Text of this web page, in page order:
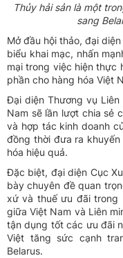
Thủy hải sản là một
sang
Mở đầu hội thảo, đại
biểu khai mạc, nhấn
mại trong việc hiện thực
phần cho hàng hóa Việt
Đại diện Thương vụ
Nam sẽ lần lượt chia sẻ
và hợp tác kinh doanh
đồng thời đưa ra
hóa hiệu quả.
Đặc biệt, đại diện Cục
bày chuyên đề quan
xứ và thuế ưu đãi trong
giữa Việt Nam và Liên
tận dụng tốt các ưu đãi
Việt tăng sức cạnh
Belarus.